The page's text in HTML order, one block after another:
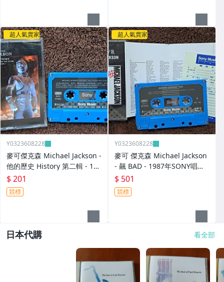
超人氣賣家
Y0323608228
麥可傑克森 Michael Jackson -
他的歷史 History 第二輯 - 199
5年sony唱片 原版錄音帶 無歌
詞 - 201元起標 N
$ 201
競標
超人氣賣家
Y0323608228
麥可 傑克森 Michael Jackson
- 飆 BAD - 1987年SONY唱片 -
原版錄音帶 附歌詞 - 501元起
標 N
$ 501
競標
日本代購 看全部